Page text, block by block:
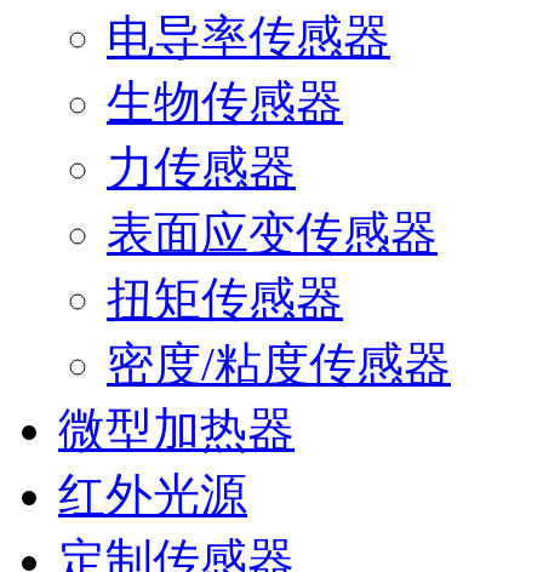
电导率传感器
生物传感器
力传感器
表面应变传感器
扭矩传感器
密度/粘度传感器
微型加热器
红外光源
定制传感器